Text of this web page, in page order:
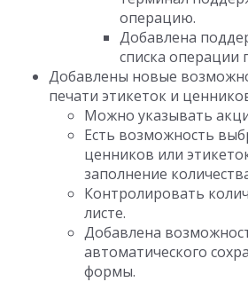
операцию.
Добавлена
списка операции
Добавлены новые
печати этикеток и
Можно указывать
Есть возможность
ценников или
заполнение
Контролировать
листе.
Добавлена
автоматического
формы.